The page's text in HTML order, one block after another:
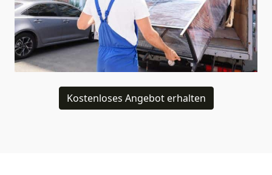
Kostenloses Angebot erhalten